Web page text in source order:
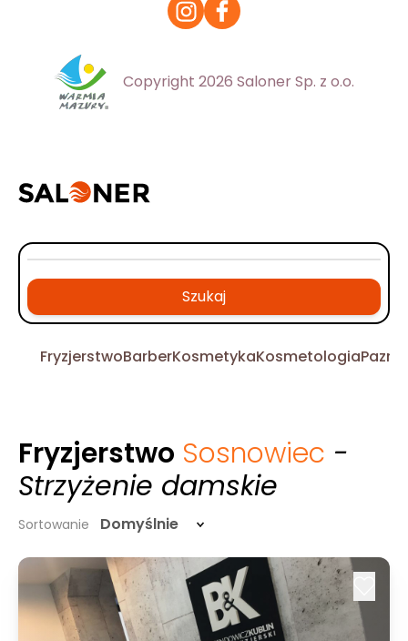
Copyright 2026 Saloner Sp. z o.o.
Szukaj
FryzjerstwoBarberKosmetykaKosmetologia
Fryzjerstwo Sosnowiec -
Strzyżenie damskie
Sortowanie Domyślnie